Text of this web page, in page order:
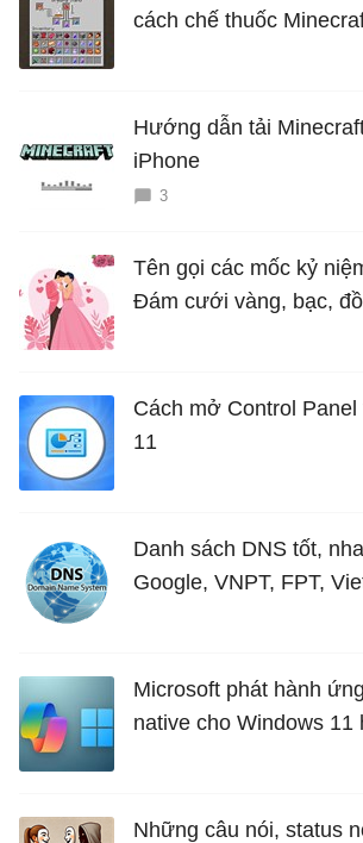
cách chế thuốc
Hướng dẫn tải
iPhone
3
Tên gọi các mốc kỷ
Đám cưới vàng, bạc,
Cách mở Control
11
Danh sách DNS tốt,
Google, VNPT, FPT,
Microsoft phát hành
native cho Windows 11
Những câu nói, status